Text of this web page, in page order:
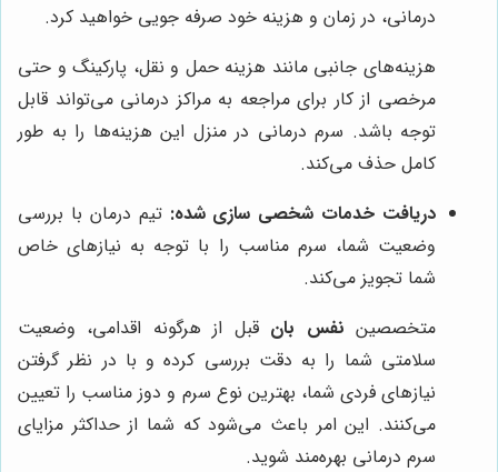
درمانی، در زمان و هزینه خود صرفه جویی خواهید کرد.
هزینه‌های جانبی مانند هزینه حمل و نقل، پارکینگ و حتی
مرخصی از کار برای مراجعه به مراکز درمانی می‌تواند قابل
توجه باشد. سرم درمانی در منزل این هزینه‌ها را به طور
کامل حذف می‌کند.
دریافت خدمات شخصی سازی شده: تیم درمان با بررسی
وضعیت شما، سرم مناسب را با توجه به نیازهای خاص
شما تجویز می‌کند.
متخصصین نفس بان قبل از هرگونه اقدامی، وضعیت
سلامتی شما را به دقت بررسی کرده و با در نظر گرفتن
نیازهای فردی شما، بهترین نوع سرم و دوز مناسب را تعیین
می‌کنند. این امر باعث می‌شود که شما از حداکثر مزایای
سرم درمانی بهره‌مند شوید.